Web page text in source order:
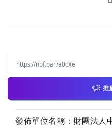
推
發佈單位名稱：財團法人